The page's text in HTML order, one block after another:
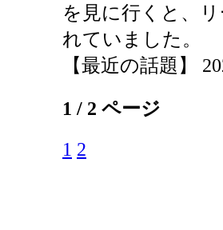
を見に行くと、
れていました。
【最近の話題】
1 / 2 ページ
1 2